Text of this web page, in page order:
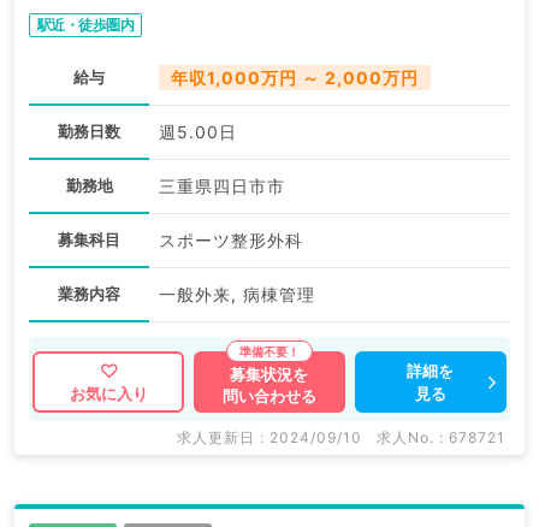
駅近・徒歩圏内
給与 年収1,000万円 ～ 2,000万円
勤務日数 週5.00日
勤務地 三重県四日市市
募集科目 スポーツ整形外科
業務内容 一般外来, 病棟管理
お気に入り
募集状況を
問い合わせる
詳細を
見る
求人更新日 : 2024/09/10 求人No. : 678721